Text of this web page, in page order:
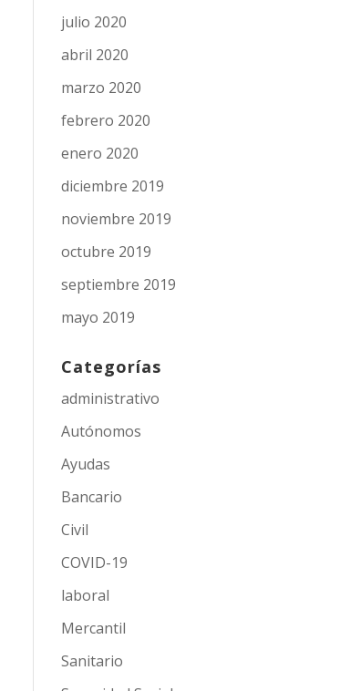
julio 2020
abril 2020
marzo 2020
febrero 2020
enero 2020
diciembre 2019
noviembre 2019
octubre 2019
septiembre 2019
mayo 2019
Categorías
administrativo
Autónomos
Ayudas
Bancario
Civil
COVID-19
laboral
Mercantil
Sanitario